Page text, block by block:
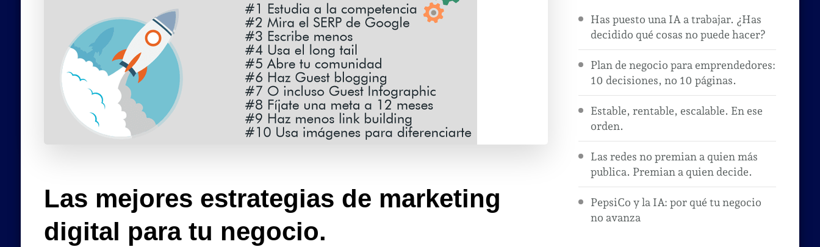
Las mejores estrategias de marketing
digital para tu negocio.
Has puesto una IA a trabajar. ¿Has
decidido qué cosas no puede hacer?
Plan de negocio para emprendedores:
10 decisiones, no 10 páginas.
Estable, rentable, escalable. En ese
orden.
Las redes no premian a quien más
publica. Premian a quien decide.
PepsiCo y la IA: por qué tu negocio
no avanza